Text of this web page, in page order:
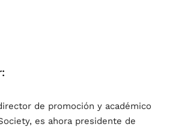
de promoción y académico
es ahora presidente de